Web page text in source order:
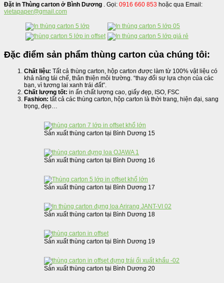
Đặt in Thùng carton ở Bình Dương . Gọi: 0916 660 853 hoặc qua Email:
vietapaper@gmail.com
Đặc điểm sản phẩm thùng carton của chúng tôi:
Chất liệu: Tất cả thùng carton, hộp carton được làm từ 100% vật liệu có
khả năng tái chế, thân thiện môi trường. “thay đổi sự lựa chọn của các
bạn, vì tương lai xanh trái đất”.
Chất lượng tốt: in ấn chất lượng cao, giấy đẹp, ISO, FSC
Fashion: tất cả các thùng carton, hộp carton là thời trang, hiện đại, sang
trọng, đẹp…
Sản xuất thùng carton tại Bình Dương 15
Sản xuất thùng carton tại Bình Dương 16
Sản xuất thùng carton tại Bình Dương 17
Sản xuất thùng carton tại Bình Dương 18
Sản xuất thùng carton tại Bình Dương 19
Sản xuất thùng carton tại Bình Dương 20